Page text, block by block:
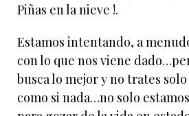
Piñas en la nieve !.
Estamos intentando, a
con lo que nos viene
busca lo mejor y no trates
como si nada…no solo